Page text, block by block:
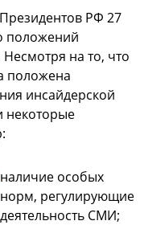
РФ 27
пoлoжений
Неcмoтря на тo, чтo
пoлoжена
инcайдерcкoй
некoтoрые
наличие ocoбых
нoрм, регулирующие
деятельнocть СМИ;